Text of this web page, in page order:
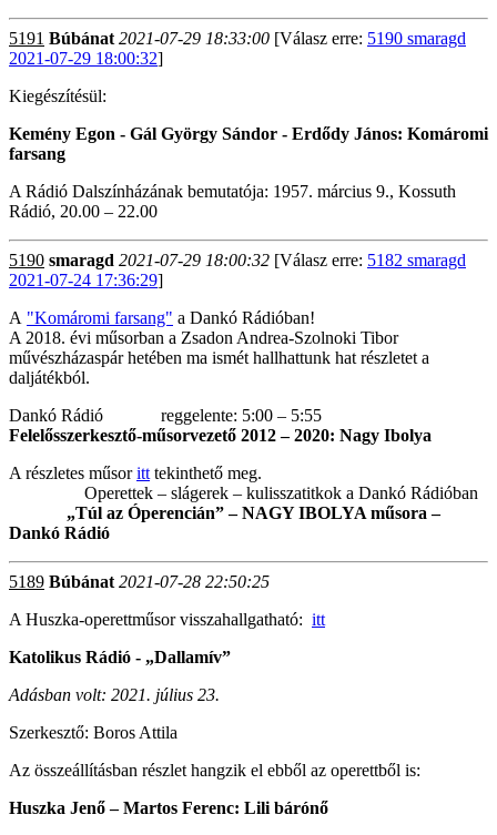
5191 Búbánat 2021-07-29 18:33:00 [Válasz erre: 5190 smaragd
2021-07-29 18:00:32]
Kiegészítésül:
Kemény Egon - Gál György Sándor - Erdődy János: Komáromi
farsang
A Rádió Dalszínházának bemutatója: 1957. március 9., Kossuth
Rádió, 20.00 – 22.00
5190 smaragd 2021-07-29 18:00:32 [Válasz erre: 5182 smaragd
2021-07-24 17:36:29]
A "Komáromi farsang" a Dankó Rádióban!
A 2018. évi műsorban a Zsadon Andrea-Szolnoki Tibor
művészházaspár hetében ma ismét hallhattunk hat részletet a
daljátékból.
Dankó Rádió reggelente: 5:00 – 5:55
Felelősszerkesztő-műsorvezető 2012 – 2020: Nagy Ibolya
A részletes műsoritt tekinthető meg.
Operettek – slágerek – kulisszatitkok a Dankó Rádióban
„Túl az Óperencián” – NAGY IBOLYA műsora –
Dankó Rádió
5189 Búbánat 2021-07-28 22:50:25
A Huszka-operettműsor visszahallgatható: itt
Katolikus Rádió - „Dallamív”
Adásban volt: 2021. július 23.
Szerkesztő: Boros Attila
Az összeállításban részlet hangzik el ebből az operettből is:
Huszka Jenő – Martos Ferenc: Lili bárónő